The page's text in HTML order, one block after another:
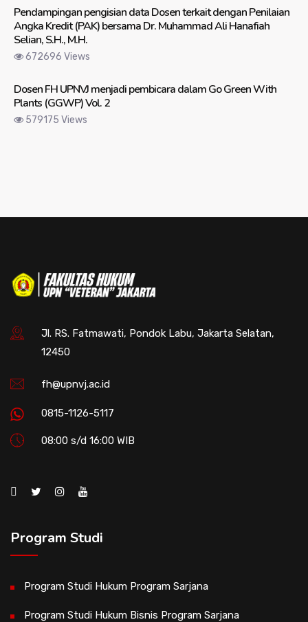
Pendampingan pengisian data Dosen terkait dengan Penilaian
Angka Kredit (PAK) bersama Dr. Muhammad Ali Hanafiah
Selian, S.H., M.H.
672696 Views
Dosen FH UPNVJ menjadi pembicara dalam Go Green With
Plants (GGWP) Vol. 2
579175 Views
Jl. RS. Fatmawati, Pondok Labu, Jakarta Selatan,
12450
fh@upnvj.ac.id
0815-1126-5117
08:00 s/d 16:00 WIB
Program Studi
Program Studi Hukum Program Sarjana
Program Studi Hukum Bisnis Program Sarjana